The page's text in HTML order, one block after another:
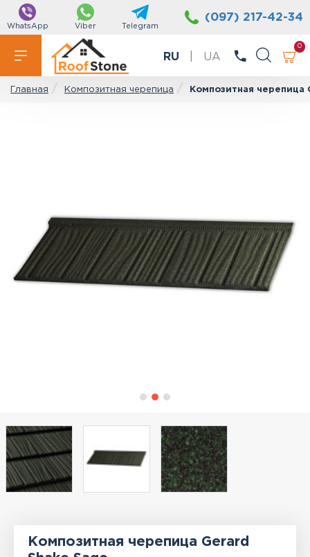
WhatsApp Viber Telegram
(097) 217-42-34
RU UA
0
Главная Композитная черепица Композитная черепица
Композитная черепица Gerard